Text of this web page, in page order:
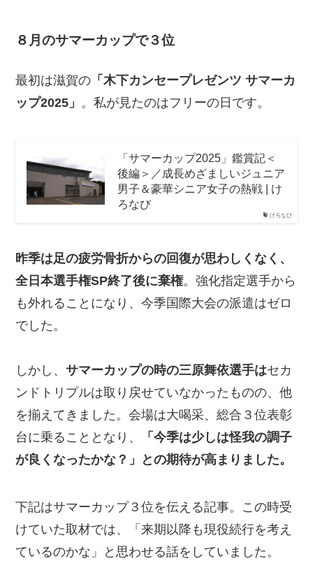
８月のサマーカップで３位
最初は滋賀の 「木下カンセープレゼンツ サマーカ
ップ2025」 。私が見たのはフリーの日です。
けろなび
「サマーカップ2025」鑑賞記＜
後編＞／成長めざましいジュニア
男子＆豪華シニア女子の熱戦 | け
ろなび
昨季は足の疲労骨折からの回復が思わしくなく、
全日本選手権SP終了後に棄権。強化指定選手から
も外れることになり、今季国際大会の派遣はゼロ
でした。
しかし、サマーカップの時の三原舞依選手はセカ
ンドトリプルは取り戻せていなかったものの、他
を揃えてきました。会場は大喝采、総合３位表彰
台に乗ることとなり、
「今季は少しは怪我の調子
が良くなったかな？」との期待が高まりました。
下記はサマーカップ３位を伝える記事。この時受
けていた取材では、「来期以降も現役続行を考え
ているのかな」と思わせる話をしていました。